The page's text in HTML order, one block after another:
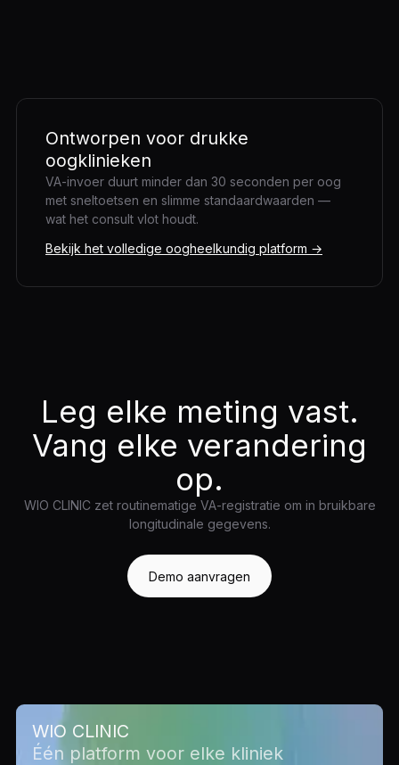
Ontworpen voor drukke
oogklinieken
VA-invoer duurt minder dan 30 seconden per oog
met sneltoetsen en slimme standaardwaarden —
wat het consult vlot houdt.
Bekijk het volledige oogheelkundig platform →
Leg elke meting vast.
Vang elke verandering
op.
WIO CLINIC zet routinematige VA-registratie om in bruikbare
longitudinale gegevens.
Demo aanvragen
WIO CLINIC
Één platform voor elke kliniek